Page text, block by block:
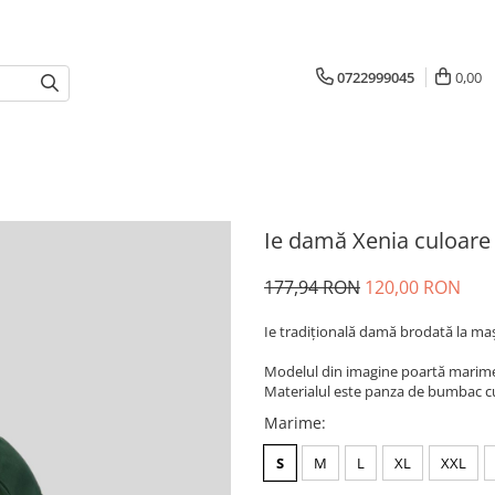
0722999045 0,00
Ie damă Xenia
177,94 RON 120,00 RON
Ie tradiţională damă brodată la
Modelul din imagine poartă
Materialul este panza de bumbac
Marime:
S M L XL XXL